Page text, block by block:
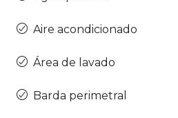
Aire acondicionado
Área de lavado
Barda perimetral